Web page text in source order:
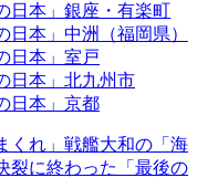
日本」銀座・有楽町
本」中洲（福岡県）
日本」室戸
日本」北九州市
日本」京都
くれ」戦艦大和の「海
裂に終わった「最後の